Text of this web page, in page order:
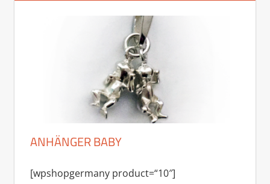
ANHÄNGER BABY
[wpshopgermany product=“10″]